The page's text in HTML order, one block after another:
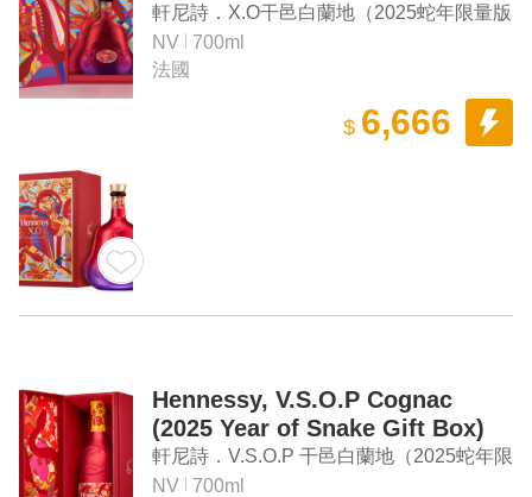
軒尼詩．X.O干邑白蘭地（2025蛇年限量版
禮盒）
NV
700ml
法國
$ 6,666
Hennessy, V.S.O.P Cognac
(2025 Year of Snake Gift Box)
軒尼詩．V.S.O.P 干邑白蘭地（2025蛇年限
量版禮盒）
NV
700ml